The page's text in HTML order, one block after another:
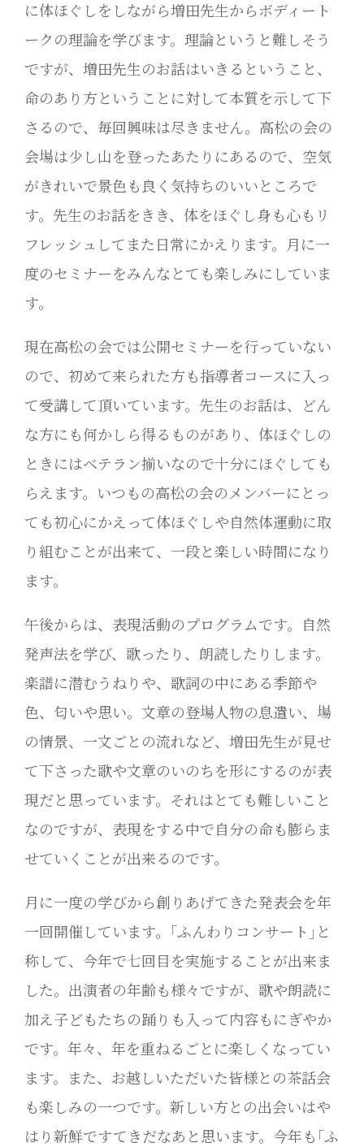
に体ほぐしをしながら増田先生からボディート
ークの理論を学びます。理論というと難しそう
ですが、増田先生のお話はいきるということ、
命のあり方ということに対して本質を示して下
さるので、毎回興味は尽きません。高松の会の
会場は少し山を登ったあたりにあるので、空気
がきれいで景色も良く気持ちのいいところで
す。先生のお話をきき、体をほぐし身も心もリ
フレッシュしてまた日常にかえります。月に一
度のセミナーをみんなとても楽しみにしていま
す。
現在高松の会では公開セミナーを行っていない
ので、初めて来られた方も指導者コースに入っ
て受講して頂いています。先生のお話は、どん
な方にも何かしら得るものがあり、体ほぐしの
ときにはベテラン揃いなので十分にほぐしても
らえます。いつもの高松の会のメンバーにとっ
ても初心にかえって体ほぐしや自然体運動に取
り組むことが出来て、一段と楽しい時間になり
ます。
午後からは、表現活動のプログラムです。自然
発声法を学び、歌ったり、朗読したりします。
楽譜に潜むうねりや、歌詞の中にある季節や
色、匂いや思い。文章の登場人物の息遣い、場
の情景、一文ごとの流れなど、増田先生が見せ
て下さった歌や文章のいのちを形にするのが表
現だと思っています。それはとても難しいこと
なのですが、表現をする中で自分の命も膨らま
せていくことが出来るのです。
月に一度の学びから創りあげてきた発表会を年
一回開催しています。｢ふんわりコンサート｣と
称して、今年で七回目を実施することが出来ま
した。出演者の年齢も様々ですが、歌や朗読に
加え子どもたちの踊りも入って内容もにぎやか
です。年々、年を重ねるごとに楽しくなってい
ます。また、お越しいただいた皆様との茶話会
も楽しみの一つです。新しい方との出会いはや
はり新鮮ですてきだなあと思います。今年も｢ふ